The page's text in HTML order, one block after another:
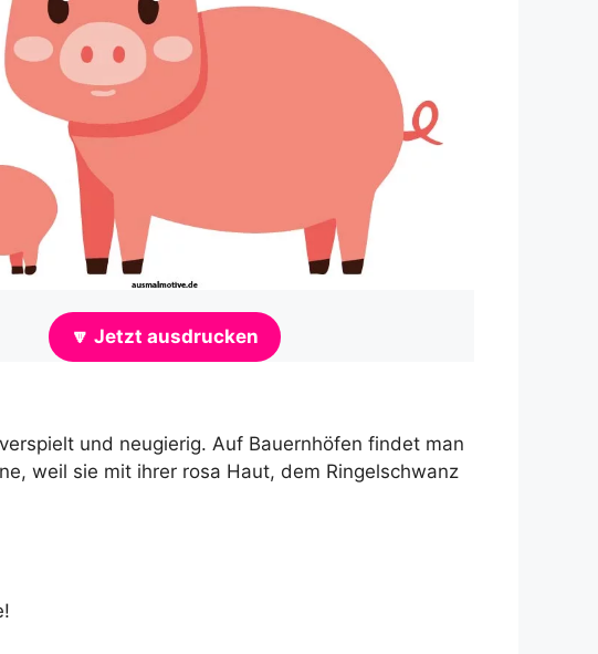
🔽 Jetzt ausdrucken
und neugierig. Auf Bauernhöfen findet man
weil sie mit ihrer rosa Haut, dem Ringelschwanz